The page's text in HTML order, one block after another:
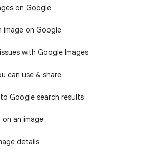
on Google
image on Google
with Google Images
can use & share
Google search results
an image
details